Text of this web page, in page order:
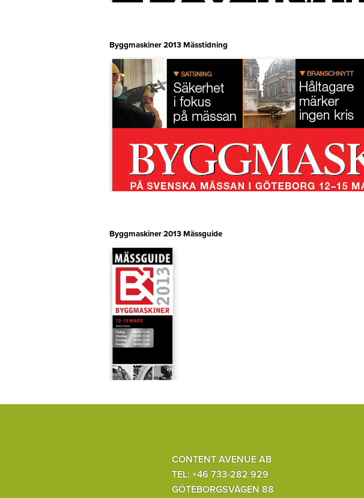
Byggmaskiner 2013 Mässtidning
Byggmaskiner 2013 Mässguide
CONTENT AVENUE AB
TEL: +46 733-282 929
GÖTEBORGSVÄGEN 88